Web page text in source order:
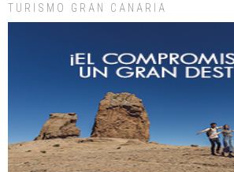
Gato manso encontrado
Este gato macho ha aparecido en la calle hace menos
manso y extremadamente cari...
Leales.org » Gran Canaria | 9.7.2025
TURISMO GRAN CANARIA